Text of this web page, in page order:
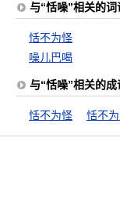
与“恬噪”相关的词
恬不为怪
噪儿巴喝
与“恬噪”相关的成
恬不为怪 恬不